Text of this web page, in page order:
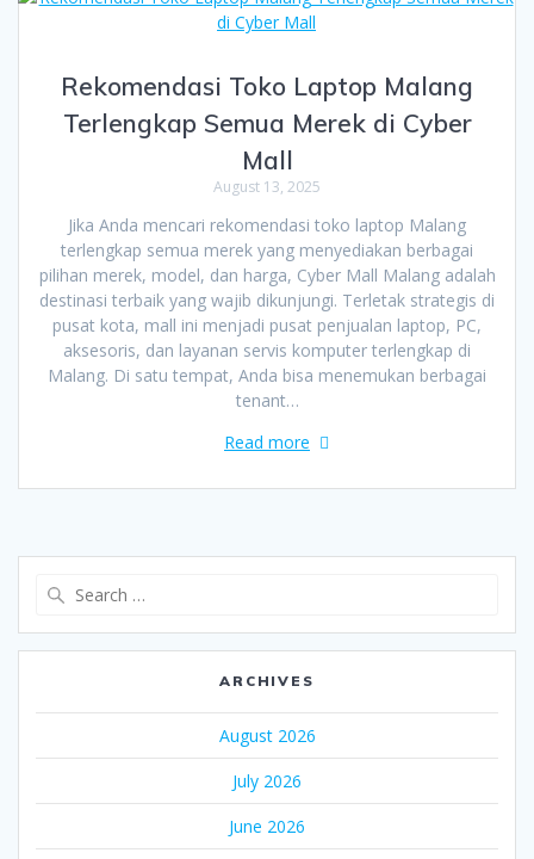
Rekomendasi Toko Laptop Malang
Terlengkap Semua Merek di Cyber
Mall
August 13, 2025
Jika Anda mencari rekomendasi toko laptop Malang
terlengkap semua merek yang menyediakan berbagai
pilihan merek, model, dan harga, Cyber Mall Malang adalah
destinasi terbaik yang wajib dikunjungi. Terletak strategis di
pusat kota, mall ini menjadi pusat penjualan laptop, PC,
aksesoris, dan layanan servis komputer terlengkap di
Malang. Di satu tempat, Anda bisa menemukan berbagai
tenant…
Read more
ARCHIVES
August 2026
July 2026
June 2026